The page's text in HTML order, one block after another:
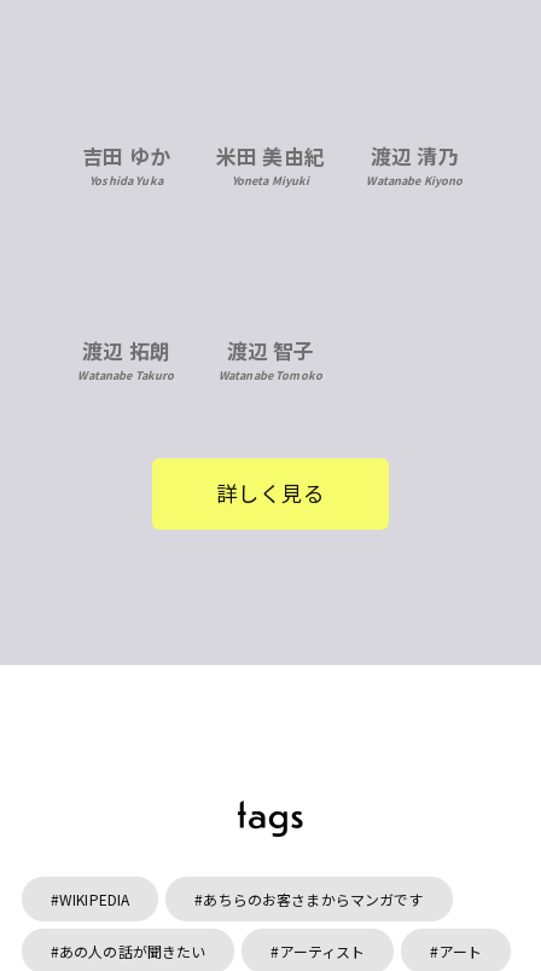
吉田 ゆか
Yoshida Yuka
米田 美由紀
Yoneta Miyuki
渡辺 清乃
Watanabe Kiyono
渡辺 拓朗
Watanabe Takuro
渡辺 智子
Watanabe Tomoko
詳しく見る
WIKIPEDIA あちらのお客さまからマンガです
あの人の話が聞きたい アーティスト アート